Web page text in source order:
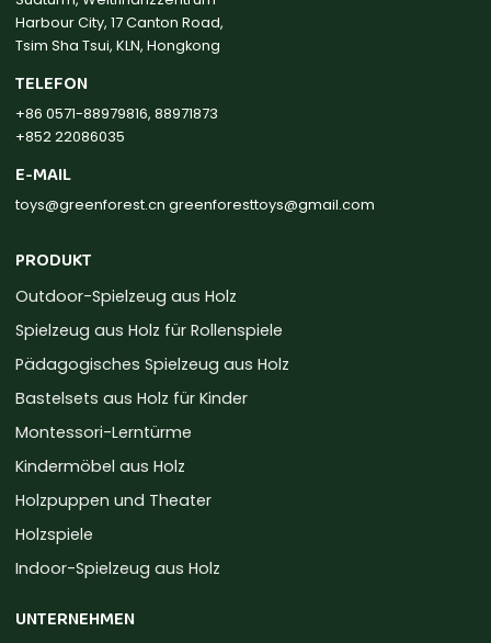
Harbour City, 17 Canton Road,
Tsim Sha Tsui, KLN, Hongkong
TELEFON
+86 0571-88979816, 88971873
+852 22086035
E-MAIL
toys@greenforest.cn greenforesttoys@gmail.com
PRODUKT
Outdoor-Spielzeug aus Holz
Spielzeug aus Holz für Rollenspiele
Pädagogisches Spielzeug aus Holz
Bastelsets aus Holz für Kinder
Montessori-Lerntürme
Kindermöbel aus Holz
Holzpuppen und Theater
Holzspiele
Indoor-Spielzeug aus Holz
UNTERNEHMEN